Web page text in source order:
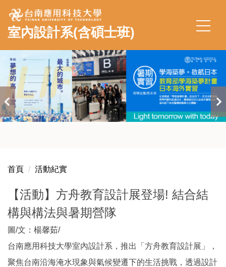
跳
到
主
內
容
區
室內設計系(含碩士班)
首頁 活動紀實
【活動】方舟教育設計展登場! 結合結
構與構法與暑期營隊
圖/文：楊馨茹/
台南應用科技大學室內設計系，推出「方舟教育設計展」，
聚焦台南沿海淹水現象與氣候變遷下的生活挑戰，透過設計